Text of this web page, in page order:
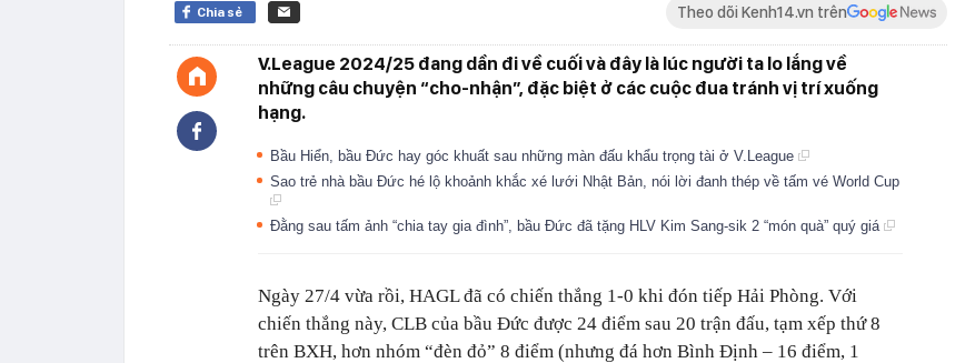
Chia sẻ Theo dõi Kenh14.vn trên
V.League 2024/25 đang dần đi về cuối và đây là lúc người ta lo lắng về
những câu chuyện “cho-nhận”, đặc biệt ở các cuộc đua tránh vị trí xuống
hạng.
Bầu Hiển, bầu Đức hay góc khuất sau những màn đấu khẩu trọng tài ở V.League
Sao trẻ nhà bầu Đức hé lộ khoảnh khắc xé lưới Nhật Bản, nói lời đanh thép về tấm vé World Cup
Đằng sau tấm ảnh “chia tay gia đình”, bầu Đức đã tặng HLV Kim Sang-sik 2 “món quà” quý giá
Ngày 27/4 vừa rồi, HAGL đã có chiến thắng 1-0 khi đón tiếp Hải Phòng. Với
chiến thắng này, CLB của bầu Đức được 24 điểm sau 20 trận đấu, tạm xếp thứ 8
trên BXH, hơn nhóm “đèn đỏ” 8 điểm (nhưng đá hơn Bình Định – 16 điểm, 1